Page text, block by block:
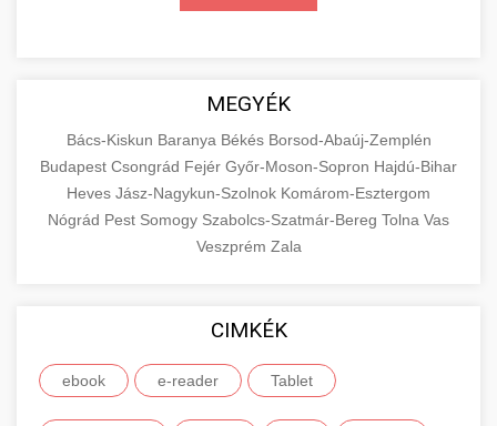
MEGYÉK
Bács-Kiskun Baranya Békés Borsod-Abaúj-Zemplén
Budapest Csongrád Fejér Győr-Moson-Sopron Hajdú-Bihar
Heves Jász-Nagykun-Szolnok Komárom-Esztergom
Nógrád Pest Somogy Szabolcs-Szatmár-Bereg Tolna Vas
Veszprém Zala
CIMKÉK
ebook e-reader Tablet